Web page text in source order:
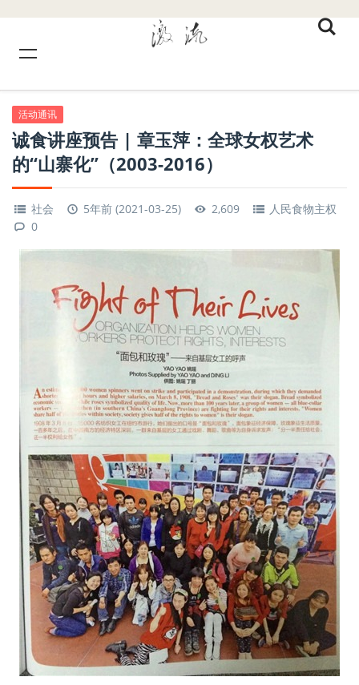
活动通讯
诚食讲座预告 | 章玉萍：全球女权艺术
的“山寨化”（2003-2016）
社会 5年前 (2021-03-25) 2,609
人民食物主权
0